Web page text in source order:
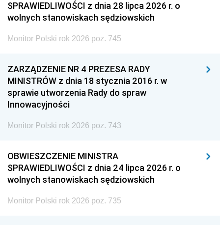
SPRAWIEDLIWOŚCI z dnia 28 lipca 2026 r. o
wolnych stanowiskach sędziowskich
Monitor Polski rok 2026 poz. 745
ZARZĄDZENIE NR 4 PREZESA RADY
MINISTRÓW z dnia 18 stycznia 2016 r. w
sprawie utworzenia Rady do spraw
Innowacyjności
Monitor Polski rok 2026 poz. 743
OBWIESZCZENIE MINISTRA
SPRAWIEDLIWOŚCI z dnia 24 lipca 2026 r. o
wolnych stanowiskach sędziowskich
Monitor Polski rok 2026 poz. 735